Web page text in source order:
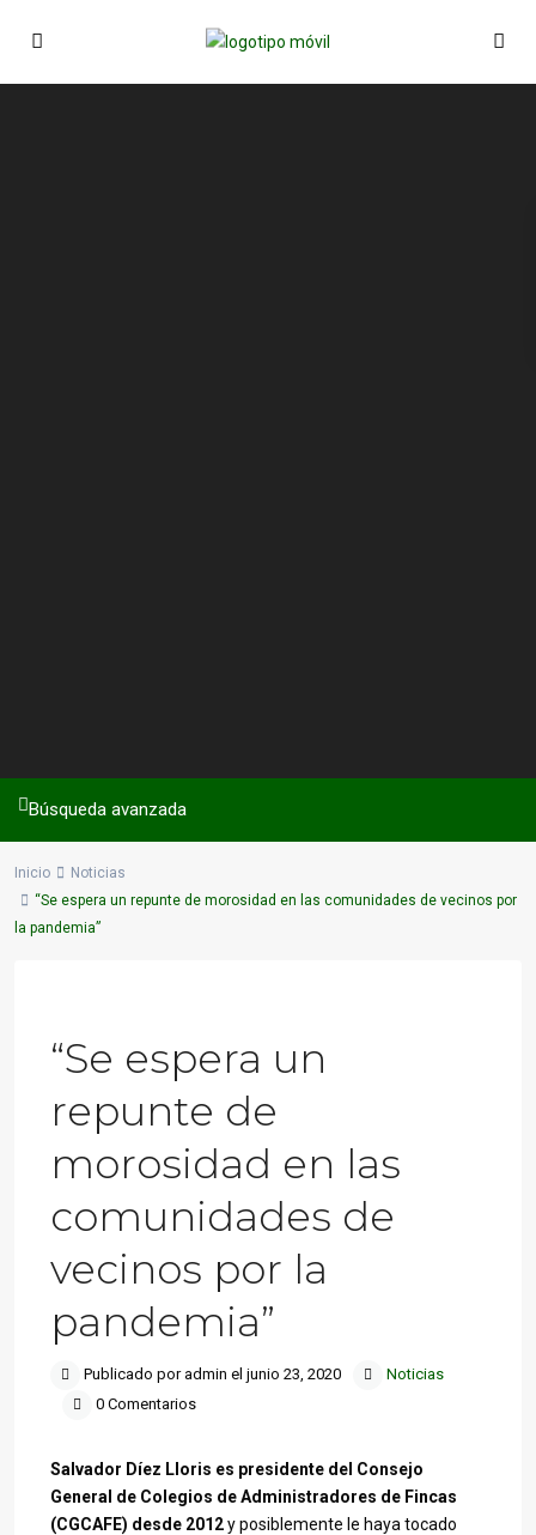
Búsqueda avanzada
Inicio
Noticias
“Se espera un repunte de morosidad en las comunidades de vecinos por
la pandemia”
“Se espera un
repunte de
morosidad en las
comunidades de
vecinos por la
pandemia”
Publicado por admin el junio 23, 2020
Noticias
0 Comentarios
Salvador Díez Lloris es presidente del Consejo
General de Colegios de Administradores de Fincas
(CGCAFE) desde 2012y posiblemente le haya tocado